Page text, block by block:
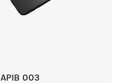
APIB 003